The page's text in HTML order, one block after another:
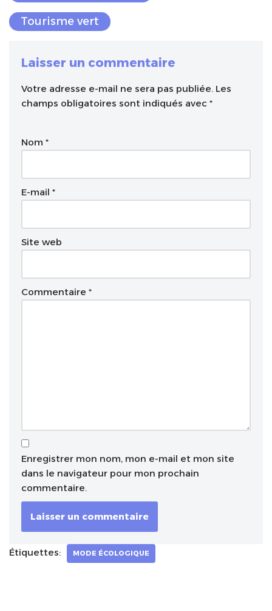
Tourisme vert
Laisser un commentaire
Votre adresse e-mail ne sera pas publiée. Les
champs obligatoires sont indiqués avec *
Nom *
E-mail *
Site web
Commentaire *
Enregistrer mon nom, mon e-mail et mon site
dans le navigateur pour mon prochain
commentaire.
A
l
r
a
t
:
Étiquettes: MODE ÉCOLOGIQUE